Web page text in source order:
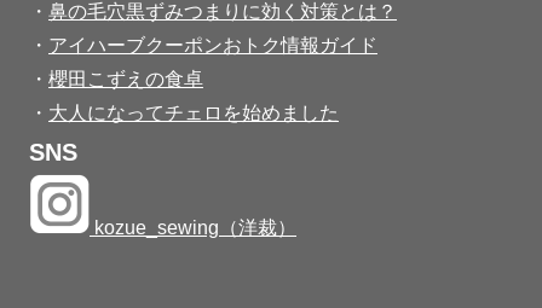
・ 鼻の毛穴黒ずみつまりに効く対策とは？
・ アイハーブクーポンおトク情報ガイド
・ 櫻田こずえの食卓
・ 大人になってチェロを始めました
SNS
kozue_sewing（洋裁）